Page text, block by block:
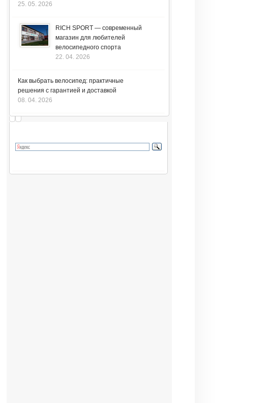
25. 05. 2026
RICH SPORT — современный
магазин для любителей
велосипедного спорта
22. 04. 2026
Как выбрать велосипед: практичные
решения с гарантией и доставкой
08. 04. 2026